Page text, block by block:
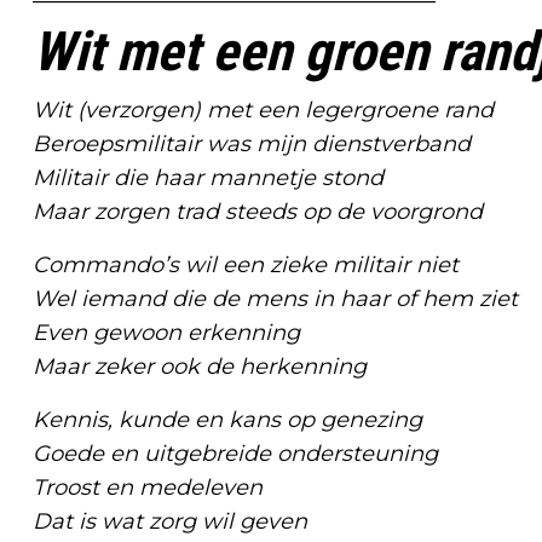
Wit met een groen
Wit (verzorgen) met een legergroene rand
Beroepsmilitair was mijn dienstverband
Militair die haar mannetje stond
Maar zorgen trad steeds op de voorgrond
Commando’s wil een zieke militair niet
Wel iemand die de mens in haar of hem ziet
Even gewoon erkenning
Maar zeker ook de herkenning
Kennis, kunde en kans op genezing
Goede en uitgebreide ondersteuning
Troost en medeleven
Dat is wat zorg wil geven